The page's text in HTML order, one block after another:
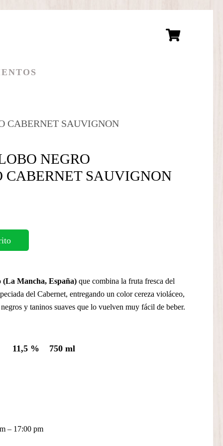
CABERNET SAUVIGNON
NEGRO
SAUVIGNON
(La Mancha, España) que combina la fruta fresca del
del Cabernet, entregando un color cereza violáceo,
y taninos suaves que lo vuelven muy fácil de beber.
11,5 % 750 ml
– 17:00 pm